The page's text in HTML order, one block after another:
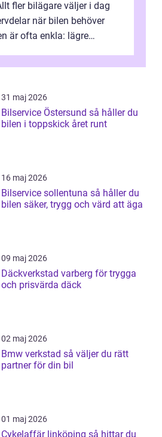
fler bilägare väljer i dag
när bilen behöver
är ofta enkla: lägre
31 maj 2026
Bilservice Östersund så håller du
bilen i toppskick året runt
16 maj 2026
Bilservice sollentuna så håller du
bilen säker, trygg och värd att äga
09 maj 2026
Däckverkstad varberg för trygga
och prisvärda däck
02 maj 2026
Bmw verkstad så väljer du rätt
partner för din bil
01 maj 2026
Cykelaffär linköping så hittar du